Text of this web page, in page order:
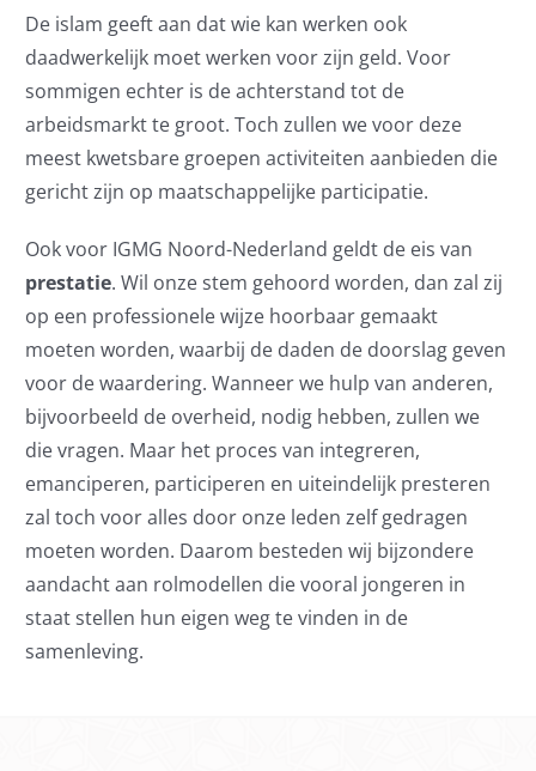
De islam geeft aan dat wie kan werken ook
daadwerkelijk moet werken voor zijn geld. Voor
sommigen echter is de achterstand tot de
arbeidsmarkt te groot. Toch zullen we voor deze
meest kwetsbare groepen activiteiten aanbieden die
gericht zijn op maatschappelijke participatie.
Ook voor IGMG Noord-Nederland geldt de eis van
prestatie. Wil onze stem gehoord worden, dan zal zij
op een professionele wijze hoorbaar gemaakt
moeten worden, waarbij de daden de doorslag geven
voor de waardering. Wanneer we hulp van anderen,
bijvoorbeeld de overheid, nodig hebben, zullen we
die vragen. Maar het proces van integreren,
emanciperen, participeren en uiteindelijk presteren
zal toch voor alles door onze leden zelf gedragen
moeten worden. Daarom besteden wij bijzondere
aandacht aan rolmodellen die vooral jongeren in
staat stellen hun eigen weg te vinden in de
samenleving.